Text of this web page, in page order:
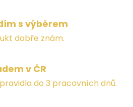
s výběrem
dobře znám.
v ČR
do 3 pracovních dnů.